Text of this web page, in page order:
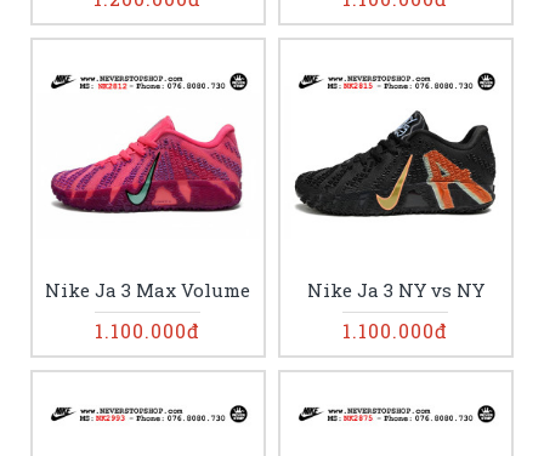
Nike Ja 3 Max Volume
1.100.000đ
Nike Ja 3 NY vs NY
1.100.000đ